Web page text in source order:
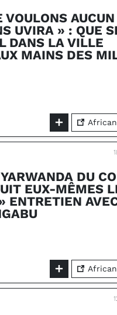
VOULONS AUCUN
UVIRA » : QUE
DANS LA VILLE
MAINS DES
DU
EUX-MÊMES
ENTRETIEN